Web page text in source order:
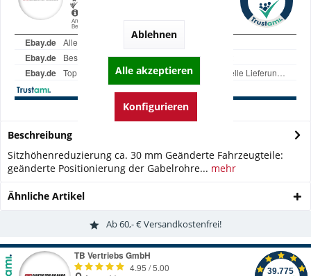
Beschreibung
Sitzhöhenreduzierung ca. 30 mm Geänderte Fahrzeugteile:
geänderte Positionierung der Gabelrohre... mehr
Ähnliche Artikel
Ab 60,- € Versandkostenfrei!
Ablehnen
Alle akzeptieren
Konfigurieren